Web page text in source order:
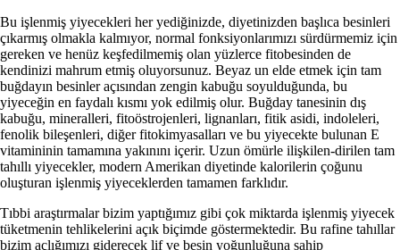
Bu işlenmiş yiyecekleri her yediğinizde, diyetinizden baş­lıca besinleri
çıkarmış olmakla kalmıyor, normal fonksiyon­larımızı sürdürmemiz için
gereken ve henüz keşfedilmemiş olan yüzlerce fitobesinden de
kendinizi mahrum etmiş oluyor­sunuz. Beyaz un elde etmek için tam
buğdayın besinler açısın­dan zengin kabuğu soyulduğunda, bu
yiyeceğin en faydalı kısmı yok edilmiş olur. Buğday tanesinin dış
kabuğu, mineral­leri, fitoöstrojenleri, lignanları, fitik asidi, indoleleri,
fenolik bileşenleri, diğer fitokimyasalları ve bu yiyecekte bulunan E
vitamininin tamamına yakınını içerir. Uzun ömürle ilişkilen-dirilen tam
tahıllı yiyecekler, modern Amerikan diyetinde kalorilerin çoğunu
oluşturan işlenmiş yiyeceklerden tamamen farklıdır.
Tıbbi araştırmalar bizim yaptığımız gibi çok miktarda işlenmiş yiyecek
tüketmenin tehlikelerini açık biçimde göster­mektedir. Bu rafine tahıllar
bizim açlığımızı giderecek lif ve besin yoğunluğuna sahip